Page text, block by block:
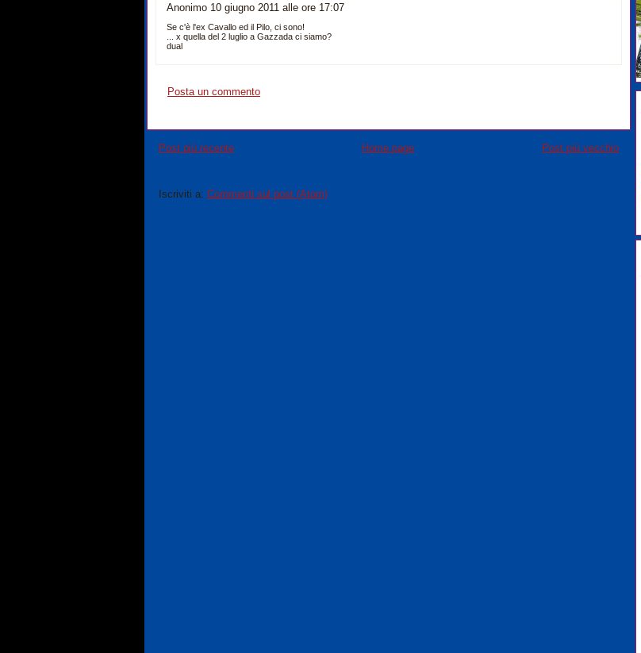
Anonimo 10 giugno 2011 alle ore 17:07
Se c'è l'ex Cavallo ed il Pilo, ci sono!
... x quella del 2 luglio a Gazzada ci siamo?
dual
Posta un commento
Post più recente Post più vecchio
Home page
Iscriviti a: Commenti sul post (Atom)